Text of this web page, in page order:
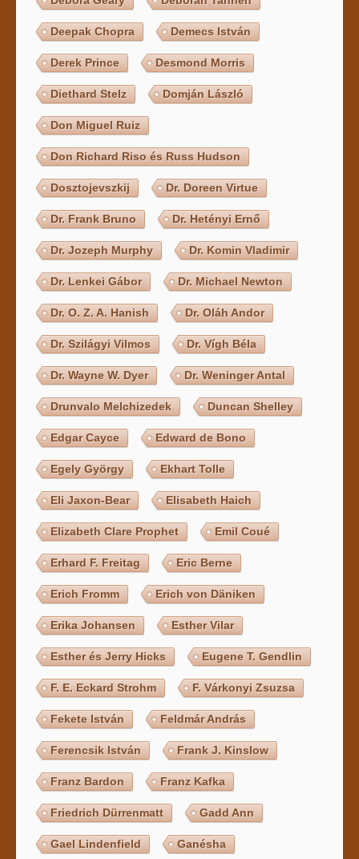
Deepak Chopra Demecs István
Derek Prince Desmond Morris
Diethard Stelz Domján László
Don Miguel Ruiz
Don Richard Riso és Russ Hudson
Dosztojevszkij Dr. Doreen Virtue
Dr. Frank Bruno Dr. Hetényi Ernő
Dr. Jozeph Murphy Dr. Komin Vladimir
Dr. Lenkei Gábor Dr. Michael Newton
Dr. O. Z. A. Hanish Dr. Oláh Andor
Dr. Szilágyi Vilmos Dr. Vígh Béla
Dr. Wayne W. Dyer Dr. Weninger Antal
Drunvalo Melchizedek Duncan Shelley
Edgar Cayce Edward de Bono
Egely György Ekhart Tolle
Eli Jaxon-Bear Elisabeth Haich
Elizabeth Clare Prophet Emil Coué
Erhard F. Freitag Eric Berne
Erich Fromm Erich von Däniken
Erika Johansen Esther Vilar
Esther és Jerry Hicks Eugene T. Gendlin
F. E. Eckard Strohm F. Várkonyi Zsuzsa
Fekete István Feldmár András
Ferencsik István Frank J. Kinslow
Franz Bardon Franz Kafka
Friedrich Dürrenmatt Gadd Ann
Gael Lindenfield Ganésha